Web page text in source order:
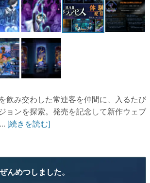
ーとは？
飲み交わした常連客を仲間に、入るたび
ョンを探索。発売を記念して新作ウェブ
[続きを読む]
んめつしました。